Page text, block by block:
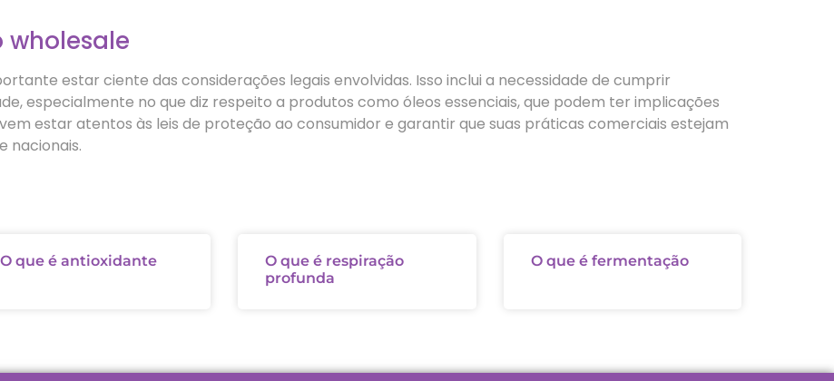
wholesale
estar ciente das considerações legais envolvidas. Isso inclui a necessidade de cumprir
especialmente no que diz respeito a produtos como óleos essenciais, que podem ter implicações
estar atentos às leis de proteção ao consumidor e garantir que suas práticas comerciais estejam
nacionais.
O que é antioxidante
O que é respiração
profunda
O que é fermentação